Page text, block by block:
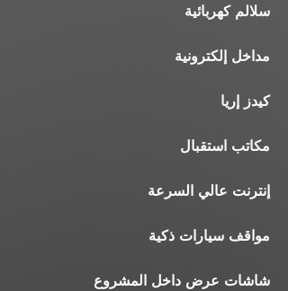
سلالم كهربائية
مداخل إلكترونية
كيدز إريا
مكاتب استقبال
إنترنت عالي السرعة
مواقف سيارات ذكية
شاشات عرض داخل المشروع